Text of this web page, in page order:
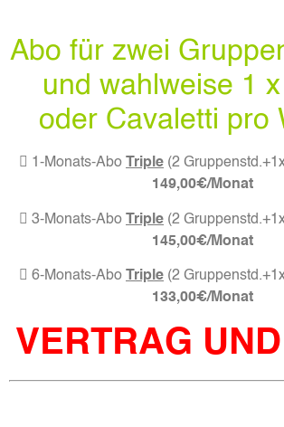
Abo für zwei
und wahlweise 1
oder Cavaletti pro
 1-Monats-Abo Triple (2
149,00€/Monat
 3-Monats-Abo Triple (2
145,00€/Monat
 6-Monats-Abo Triple (2
133,00€/Monat
VERTRAG